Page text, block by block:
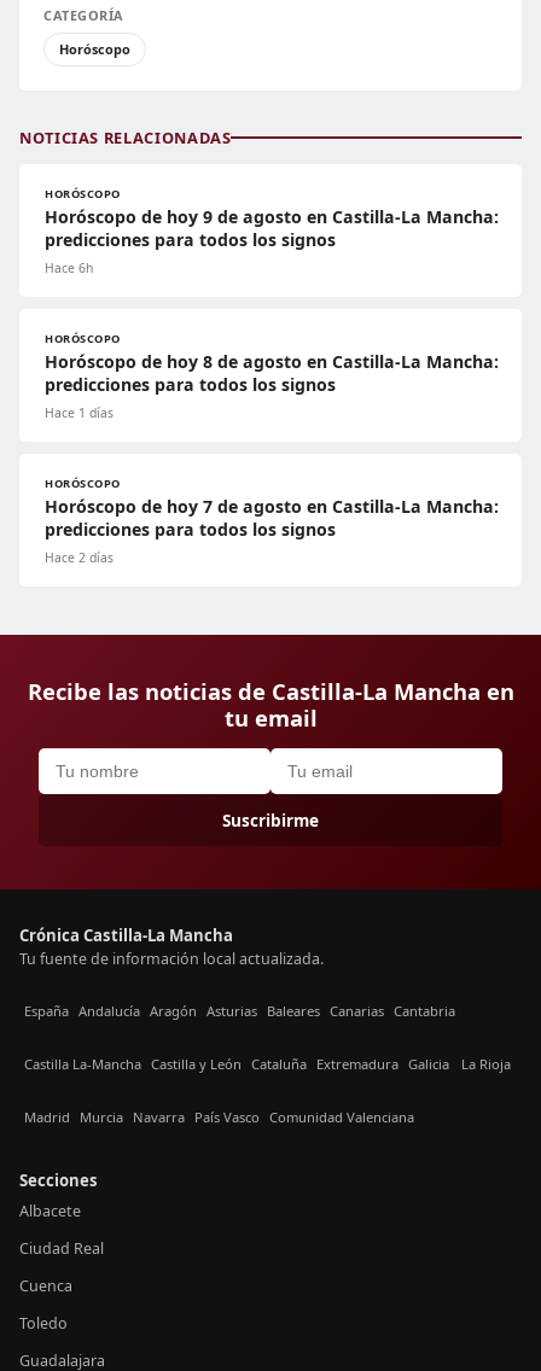
CATEGORÍA
Horóscopo
NOTICIAS RELACIONADAS
HORÓSCOPO
Horóscopo de hoy 9 de agosto en Castilla-La Mancha:
predicciones para todos los signos
Hace 6h
HORÓSCOPO
Horóscopo de hoy 8 de agosto en Castilla-La Mancha:
predicciones para todos los signos
Hace 1 días
HORÓSCOPO
Horóscopo de hoy 7 de agosto en Castilla-La Mancha:
predicciones para todos los signos
Hace 2 días
Recibe las noticias de Castilla-La Mancha en
tu email
Suscribirme
Crónica Castilla-La Mancha
Tu fuente de información local actualizada.
España Andalucía Aragón Asturias Baleares Canarias Cantabria
Castilla La-Mancha Castilla y León Cataluña Extremadura Galicia La Rioja
Madrid Murcia Navarra País Vasco Comunidad Valenciana
Secciones
Albacete
Ciudad Real
Cuenca
Toledo
Guadalajara